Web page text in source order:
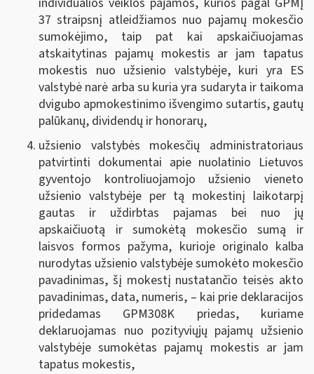
37 straipsnį atleidžiamos nuo pajamų mokesčio
sumokėjimo, taip pat kai apskaičiuojamas
atskaitytinas pajamų mokestis ar jam tapatus
mokestis nuo užsienio valstybėje, kuri yra ES
valstybė narė arba su kuria yra sudaryta ir taikoma
dvigubo apmokestinimo išvengimo sutartis, gautų
palūkanų, dividendų ir honorarų,
užsienio valstybės mokesčių administratoriaus
patvirtinti dokumentai apie nuolatinio Lietuvos
gyventojo kontroliuojamojo užsienio vieneto
užsienio valstybėje per tą mokestinį laikotarpį
gautas ir uždirbtas pajamas bei nuo jų
apskaičiuotą ir sumokėtą mokesčio sumą ir
laisvos formos pažyma, kurioje originalo kalba
nurodytas užsienio valstybėje sumokėto mokesčio
pavadinimas, šį mokestį nustatančio teisės akto
pavadinimas, data, numeris, – kai prie deklaracijos
pridedamas GPM308K priedas, kuriame
deklaruojamas nuo pozityviųjų pajamų užsienio
valstybėje sumokėtas pajamų mokestis ar jam
tapatus mokestis,